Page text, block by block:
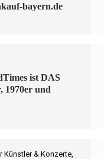
bayern.de
ist DAS
1970er und
Künstler & Konzerte,